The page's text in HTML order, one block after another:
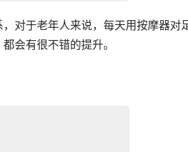
对于老年人来说，每天用按摩器对
会有很不错的提升。